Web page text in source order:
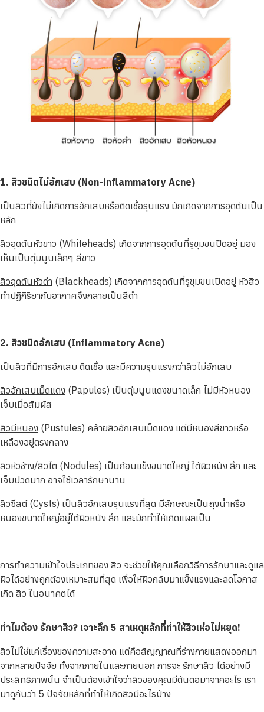
1. สิวชนิดไม่อักเสบ (Non-inflammatory Acne)
เป็นสิวที่ยังไม่เกิดการอักเสบหรือติดเชื้อรุนแรง มักเกิดจากการอุดตันเป็น
หลัก
สิวอุดตันหัวขาว (Whiteheads) เกิดจากการอุดตันที่รูขุมขนปิดอยู่ มอง
เห็นเป็นตุ่มนูนเล็กๆ สีขาว
สิวอุดตันหัวดำ (Blackheads) เกิดจากการอุดตันที่รูขุมขนเปิดอยู่ หัวสิว
ทำปฏิกิริยากับอากาศจึงกลายเป็นสีดำ
2. สิวชนิดอักเสบ (Inflammatory Acne)
เป็นสิวที่มีการอักเสบ ติดเชื้อ และมีความรุนแรงกว่าสิวไม่อักเสบ
สิวอักเสบเม็ดแดง (Papules) เป็นตุ่มนูนแดงขนาดเล็ก ไม่มีหัวหนอง
เจ็บเมื่อสัมผัส
สิวมีหนอง (Pustules) คล้ายสิวอักเสบเม็ดแดง แต่มีหนองสีขาวหรือ
เหลืองอยู่ตรงกลาง
สิวหัวช้าง/สิวไต (Nodules) เป็นก้อนแข็งขนาดใหญ่ ใต้ผิวหนัง ลึก และ
เจ็บปวดมาก อาจใช้เวลารักษานาน
สิวซีสต์(Cysts) เป็นสิวอักเสบรุนแรงที่สุด มีลักษณะเป็นถุงน้ำหรือ
หนองขนาดใหญ่อยู่ใต้ผิวหนัง ลึก และมักทำให้เกิดแผลเป็น
การทำความเข้าใจประเภทของ สิว จะช่วยให้คุณเลือกวิธีการรักษาและดูแล
ผิวได้อย่างถูกต้องเหมาะสมที่สุด เพื่อให้ผิวกลับมาแข็งแรงและลดโอกาส
เกิด สิว ในอนาคตได้
ทำไมต้อง รักษาสิว? เจาะลึก 5 สาเหตุหลักที่ทำให้สิวเห่อไม่หยุด!
สิวไม่ใช่แค่เรื่องของความสะอาด แต่คือสัญญาณที่ร่างกายแสดงออกมา
จากหลายปัจจัย ทั้งจากภายในและภายนอก การจะ รักษาสิว ได้อย่างมี
ประสิทธิภาพนั้น จำเป็นต้องเข้าใจว่าสิวของคุณมีต้นตอมาจากอะไร เรา
มาดูกันว่า 5 ปัจจัยหลักที่ทำให้เกิดสิวมีอะไรบ้าง